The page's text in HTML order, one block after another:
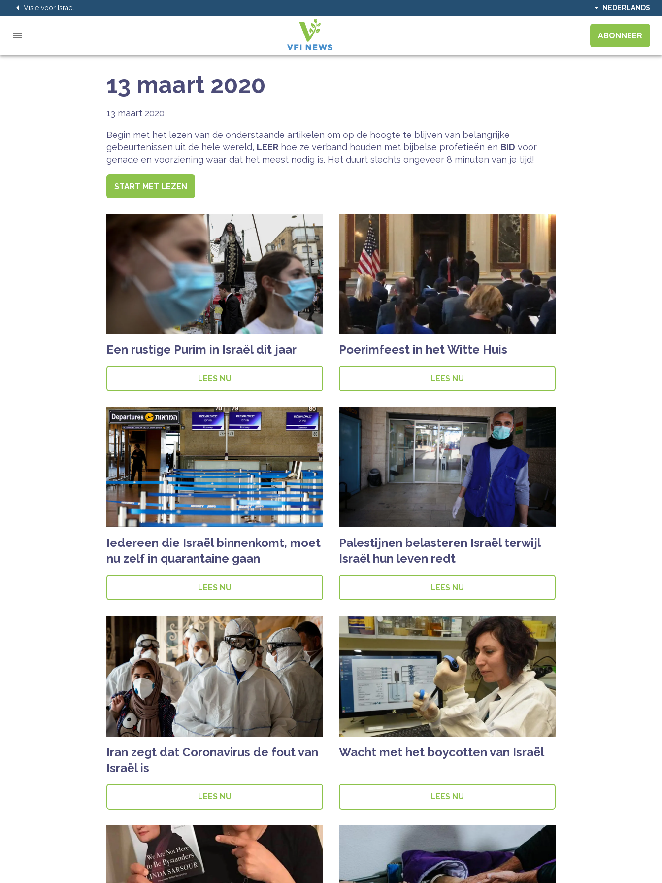
Visie voor Israël NEDERLANDS
ABONNEER
13 maart 2020
13 maart 2020
Begin met het lezen van de onderstaande artikelen om op de hoogte te blijven van belangrijke
gebeurtenissen uit de hele wereld, LEER hoe ze verband houden met bijbelse profetieën en BID voor
genade en voorziening waar dat het meest nodig is. Het duurt slechts ongeveer 8 minuten van je tijd!
START MET LEZEN
Een rustige Purim in Israël dit jaar
LEES NU
Poerimfeest in het Witte Huis
LEES NU
Iedereen die Israël binnenkomt, moet
nu zelf in quarantaine gaan
LEES NU
Palestijnen belasteren Israël terwijl
Israël hun leven redt
LEES NU
Iran zegt dat Coronavirus de fout van
Israël is
LEES NU
Wacht met het boycotten van Israël
LEES NU